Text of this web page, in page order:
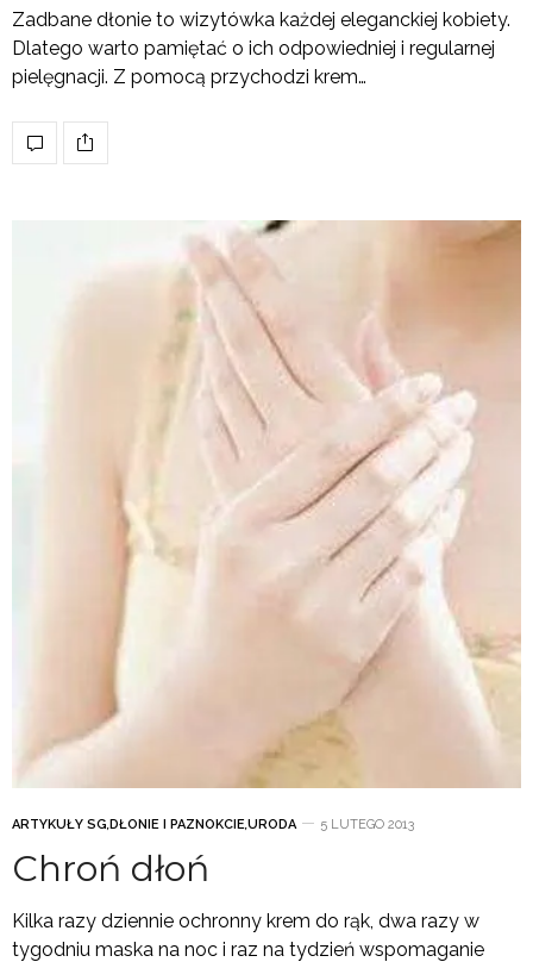
Zadbane dłonie to wizytówka każdej eleganckiej kobiety.
Dlatego warto pamiętać o ich odpowiedniej i regularnej
pielęgnacji. Z pomocą przychodzi krem…
ARTYKUŁY SG,DŁONIE I PAZNOKCIE,URODA 5 LUTEGO 2013
Chroń dłoń
Kilka razy dziennie ochronny krem do rąk, dwa razy w
tygodniu maska na noc i raz na tydzień wspomaganie